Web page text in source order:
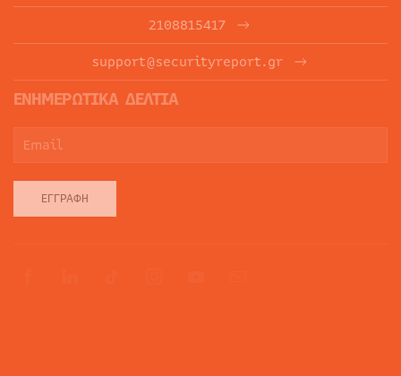
2108815417
support@securityreport.gr
ΕΝΗΜΕΡΩΤΙΚΑ ΔΕΛΤΙΑ
ΕΓΓΡΑΦΉ